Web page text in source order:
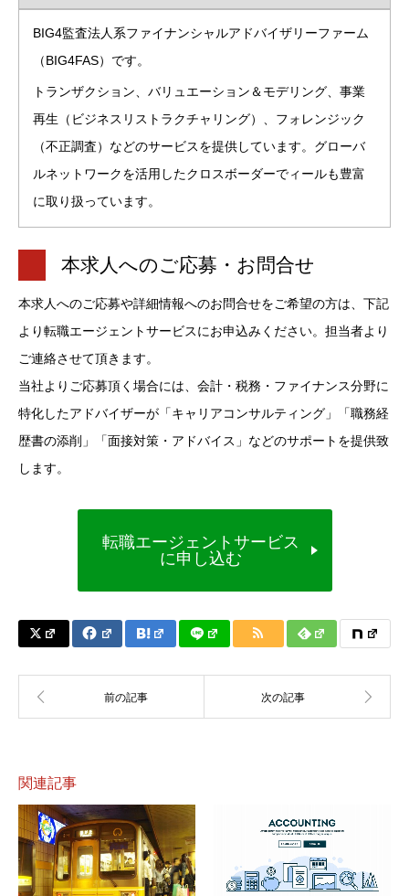
BIG4監査法人系ファイナンシャルアドバイザリーファーム
（BIG4FAS）です。
トランザクション、バリュエーション＆モデリング、事業
再生（ビジネスリストラクチャリング）、フォレンジック
（不正調査）などのサービスを提供しています。グローバ
ルネットワークを活用したクロスボーダーでィールも豊富
に取り扱っています。
本求人へのご応募・お問合せ
本求人へのご応募や詳細情報へのお問合せをご希望の方は、下記
より転職エージェントサービスにお申込みください。担当者より
ご連絡させて頂きます。
当社よりご応募頂く場合には、会計・税務・ファイナンス分野に
特化したアドバイザーが「キャリアコンサルティング」「職務経
歴書の添削」「面接対策・アドバイス」などのサポートを提供致
します。
転職エージェントサービス
に申し込む
関連記事